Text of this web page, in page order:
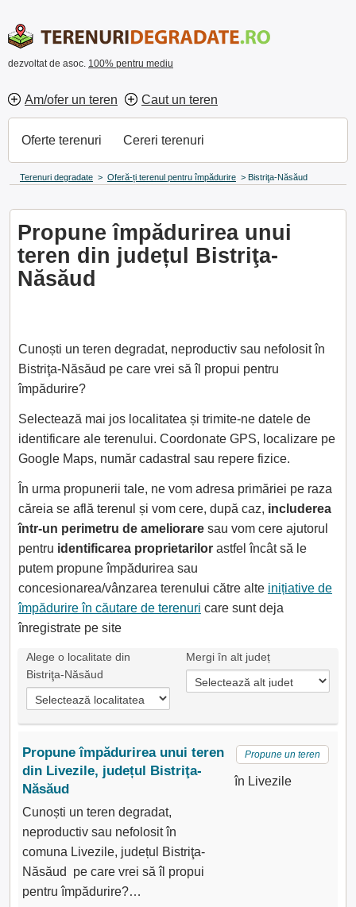
dezvoltat de asoc. 100% pentru mediu
Am/ofer un teren Caut un teren
Oferte terenuri Cereri terenuri
Terenuri degradate > Oferă-ți terenul pentru împădurire > Bistriţa-Năsăud
Propune împădurirea unui
teren din județul Bistriţa-
Năsăud
Cunoști un teren degradat, neproductiv sau nefolosit în
Bistriţa-Năsăud pe care vrei să îl propui pentru
împădurire?
Selectează mai jos localitatea și trimite-ne datele de
identificare ale terenului. Coordonate GPS, localizare pe
Google Maps, număr cadastral sau repere fizice.
În urma propunerii tale, ne vom adresa primăriei pe raza
căreia se află terenul și vom cere, după caz, includerea
într-un perimetru de ameliorare sau vom cere ajutorul
pentru identificarea proprietarilor astfel încât să le
putem propune împădurirea sau
concesionarea/vânzarea terenului către alte inițiative de
împădurire în căutare de terenuri care sunt deja
înregistrate pe site
Alege o localitate din
Bistriţa-Năsăud
Mergi în alt județ
Propune împădurirea unui teren
din Livezile, județul Bistriţa-
Năsăud
Cunoști un teren degradat,
neproductiv sau nefolosit în
comuna Livezile, județul Bistriţa-
Năsăud pe care vrei să îl propui
pentru împădurire?…
Propune un teren
în Livezile